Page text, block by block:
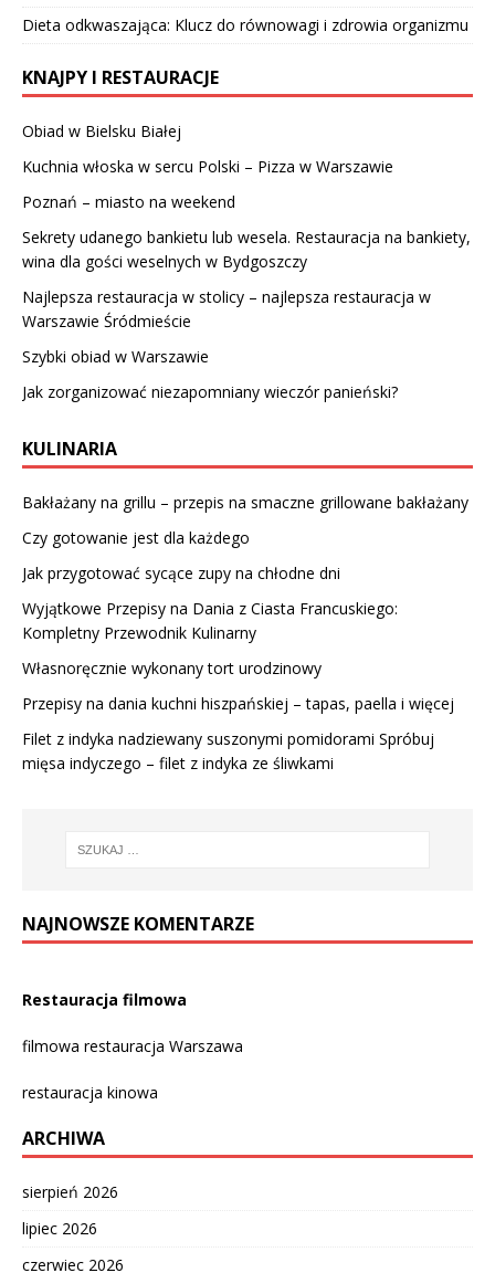
Dieta odkwaszająca: Klucz do równowagi i zdrowia organizmu
KNAJPY I RESTAURACJE
Obiad w Bielsku Białej
Kuchnia włoska w sercu Polski – Pizza w Warszawie
Poznań – miasto na weekend
Sekrety udanego bankietu lub wesela. Restauracja na bankiety,
wina dla gości weselnych w Bydgoszczy
Najlepsza restauracja w stolicy – najlepsza restauracja w
Warszawie Śródmieście
Szybki obiad w Warszawie
Jak zorganizować niezapomniany wieczór panieński?
KULINARIA
Bakłażany na grillu – przepis na smaczne grillowane bakłażany
Czy gotowanie jest dla każdego
Jak przygotować sycące zupy na chłodne dni
Wyjątkowe Przepisy na Dania z Ciasta Francuskiego:
Kompletny Przewodnik Kulinarny
Własnoręcznie wykonany tort urodzinowy
Przepisy na dania kuchni hiszpańskiej – tapas, paella i więcej
Filet z indyka nadziewany suszonymi pomidorami Spróbuj
mięsa indyczego – filet z indyka ze śliwkami
NAJNOWSZE KOMENTARZE
Restauracja filmowa
filmowa restauracja Warszawa
restauracja kinowa
ARCHIWA
sierpień 2026
lipiec 2026
czerwiec 2026